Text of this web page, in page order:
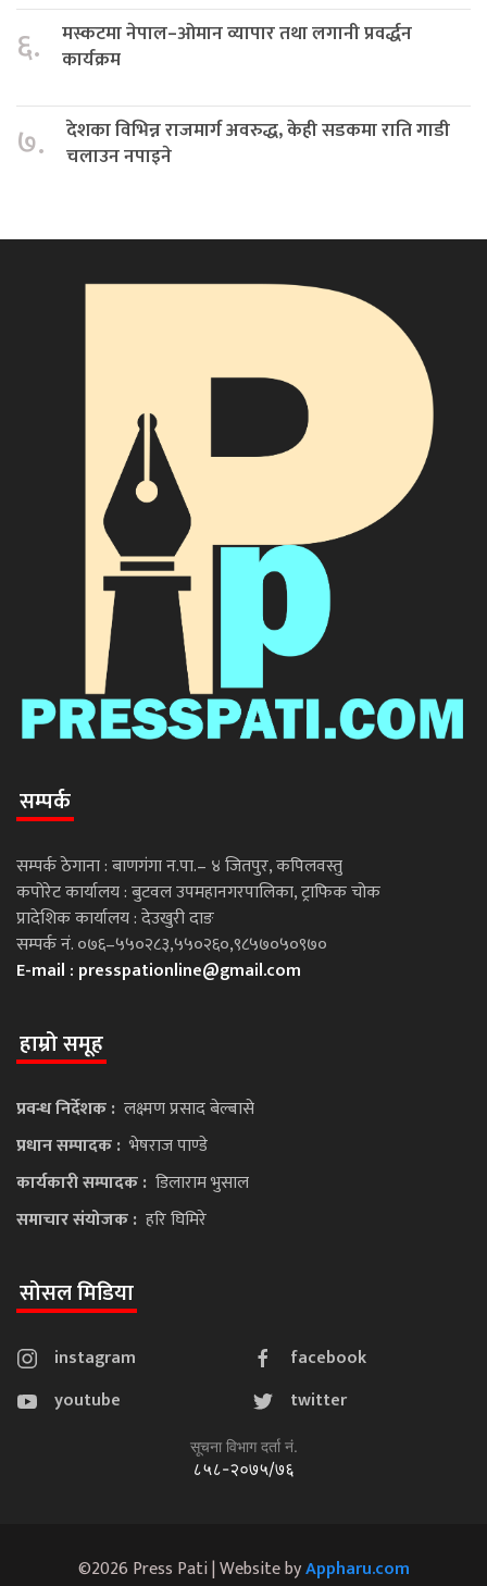
६.
मस्कटमा नेपाल–ओमान व्यापार तथा लगानी प्रवर्द्धन
कार्यक्रम
७.
देशका विभिन्न राजमार्ग अवरुद्ध, केही सडकमा राति गाडी
चलाउन नपाइने
सम्पर्क
सम्पर्क ठेगाना : बाणगंगा न.पा.– ४ जितपुर, कपिलवस्तु
कपोरेट कार्यालय : बुटवल उपमहानगरपालिका, ट्राफिक चोक
प्रादेशिक कार्यालय : देउखुरी दाङ
सम्पर्क नं. ०७६–५५०२८३,५५०२६०,९८५७०५०९७०
E-mail : presspationline@gmail.com
हाम्रो समूह
प्रवन्ध निर्देशक : लक्ष्मण प्रसाद बेल्बासे
प्रधान सम्पादक : भेषराज पाण्डे
कार्यकारी सम्पादक : डिलाराम भुसाल
समाचार संयोजक : हरि घिमिरे
सोसल मिडिया
instagram
facebook
youtube
twitter
सूचना विभाग दर्ता नं.
८५८-२०७५/७६
©2026 Press Pati | Website byAppharu.com